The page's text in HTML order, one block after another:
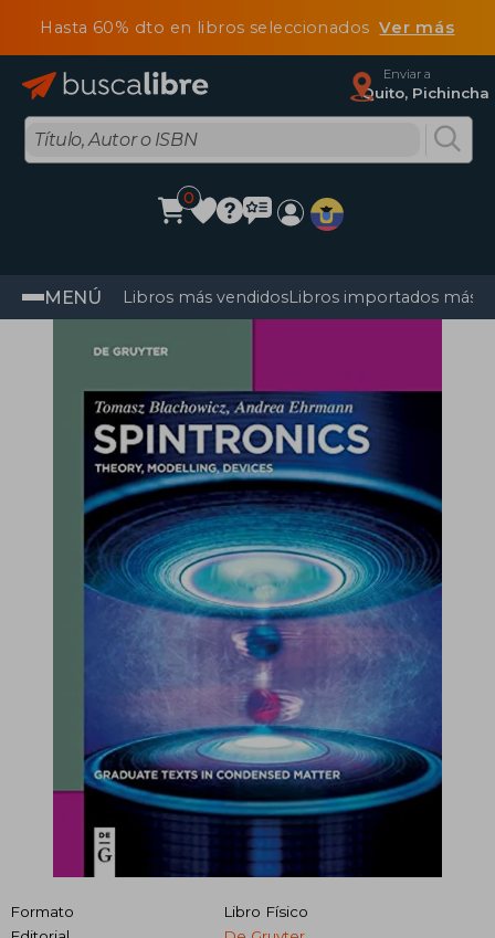
Hasta 60% dto en libros seleccionadosVer más
Enviar a
Quito, Pichincha
0
MENÚ Libros más vendidosLibros importados más
Formato
Libro Físico